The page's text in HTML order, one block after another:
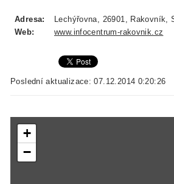
Adresa:
Lechýřovna, 26901, Rakovník,
Web:
www.infocentrum-rakovnik.cz
Poslední aktualizace: 07.12.2014 0:20:26
+
−